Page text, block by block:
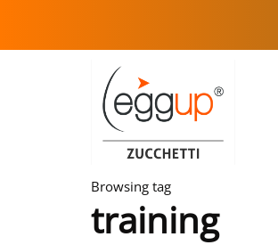
Browsing tag
training